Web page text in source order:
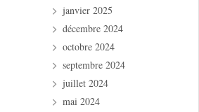
janvier 2025
décembre 2024
octobre 2024
septembre 2024
juillet 2024
mai 2024